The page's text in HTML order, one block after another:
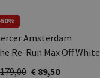
Amsterdam
Re-Run Max Off White
€ 89,50